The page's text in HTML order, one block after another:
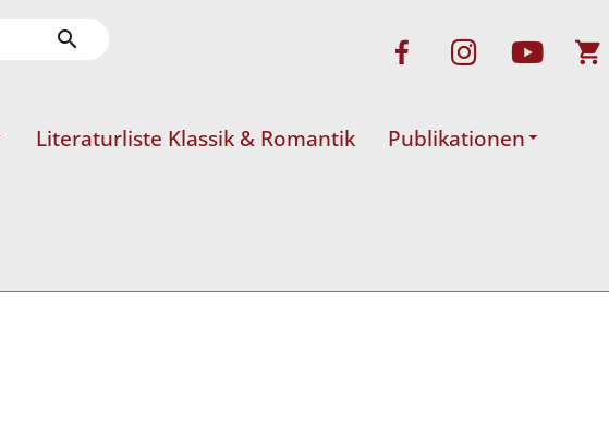
Literaturliste Klassik & Romantik Publikationen